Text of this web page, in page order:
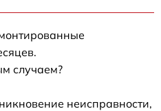
случаем?
неисправности,